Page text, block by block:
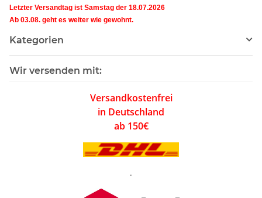
Letzter Versandtag ist Samstag der 18.07.2026
Ab 03.08. geht es weiter wie gewohnt.
Kategorien
Wir versenden mit:
Versandkostenfrei
in Deutschland
ab 150€
.